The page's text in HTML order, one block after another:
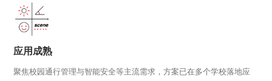
应用成熟
聚焦校园通行管理与智能安全等主流需求，方案已在多个学校落地应